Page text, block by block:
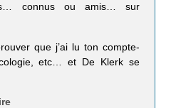
connus ou amis… sur
que j’ai lu ton compte-
etc… et De Klerk se